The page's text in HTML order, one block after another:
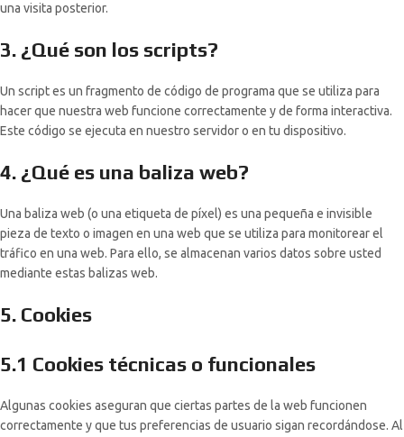
una visita posterior.
3. ¿Qué son los scripts?
Un script es un fragmento de código de programa que se utiliza para
hacer que nuestra web funcione correctamente y de forma interactiva.
Este código se ejecuta en nuestro servidor o en tu dispositivo.
4. ¿Qué es una baliza web?
Una baliza web (o una etiqueta de píxel) es una pequeña e invisible
pieza de texto o imagen en una web que se utiliza para monitorear el
tráfico en una web. Para ello, se almacenan varios datos sobre usted
mediante estas balizas web.
5. Cookies
5.1 Cookies técnicas o funcionales
Algunas cookies aseguran que ciertas partes de la web funcionen
correctamente y que tus preferencias de usuario sigan recordándose. Al